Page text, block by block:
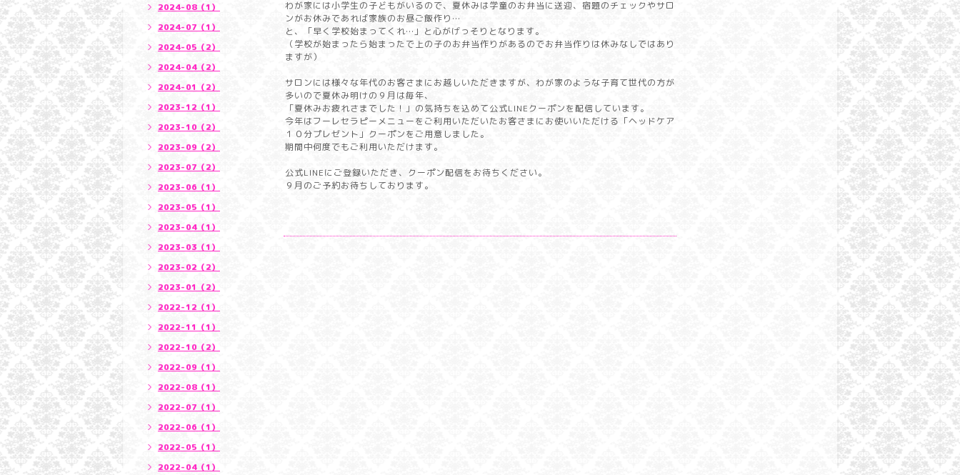
わが家には小学生の子どもがいるので、夏休みは学童のお弁当に送迎、宿題のチェックやサロ
ンがお休みであれば家族のお昼ご飯作り…
と、「早く学校始まってくれ…」と心がげっそりとなります。
（学校が始まったら始まったで上の子のお弁当作りがあるのでお弁当作りは休みなしではあり
ますが）
サロンには様々な年代のお客さまにお越しいただきますが、わが家のような子育て世代の方が
多いので夏休み明けの９月は毎年、
「夏休みお疲れさまでした！」の気持ちを込めて公式LINEクーポンを配信しています。
今年はフーレセラピーメニューをご利用いただいたお客さまにお使いいただける「ヘッドケア
１０分プレゼント」クーポンをご用意しました。
期間中何度でもご利用いただけます。
公式LINEにご登録いただき、クーポン配信をお待ちください。
９月のご予約お待ちしております。
2024-08（1）
2024-07（1）
2024-05（2）
2024-04（2）
2024-01（2）
2023-12（1）
2023-10（2）
2023-09（2）
2023-07（2）
2023-06（1）
2023-05（1）
2023-04（1）
2023-03（1）
2023-02（2）
2023-01（2）
2022-12（1）
2022-11（1）
2022-10（2）
2022-09（1）
2022-08（1）
2022-07（1）
2022-06（1）
2022-05（1）
2022-04（1）